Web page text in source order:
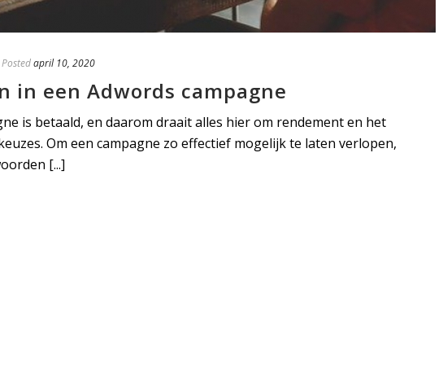
Postedapril 10, 2020
in een Adwords campagne
is betaald, en daarom draait alles hier om rendement en het
Om een campagne zo effectief mogelijk te laten verlopen,
[...]